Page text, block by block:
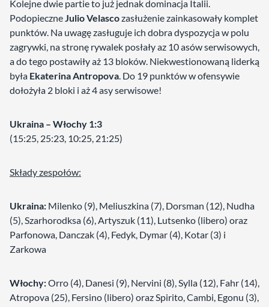
Kolejne dwie partie to już jednak dominacja Italii.
PodopieczneJulio Velascozasłużenie zainkasowały komplet
punktów. Na uwagę zasługuje ich dobra dyspozycja w polu
zagrywki, na stronę rywalek posłały az 10 asów serwisowych,
a do tego postawiły aż 13 bloków. Niekwestionowaną liderką
była Ekaterina Antropova. Do 19 punktów w ofensywie
dołożyła 2 bloki i aż 4 asy serwisowe!
Ukraina – Włochy 1:3
(15:25, 25:23, 10:25, 21:25)
Składy zespołów:
Ukraina: Milenko (9), Meliuszkina (7), Dorsman (12), Nudha
(5), Szarhorodksa (6), Artyszuk (11), Lutsenko (libero) oraz
Parfonowa, Danczak (4), Fedyk, Dymar (4), Kotar (3) i
Zarkowa
Włochy:Orro (4), Danesi (9), Nervini (8), Sylla (12), Fahr (14),
Atropova (25), Fersino (libero) oraz Spirito, Cambi, Egonu (3),